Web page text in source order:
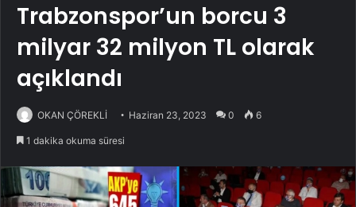
Trabzonspor’un borcu 3
milyar 32 milyon TL olarak
açıklandı
OKAN ÇÖREKLİ Haziran 23, 2023 0 6
1 dakika okuma süresi